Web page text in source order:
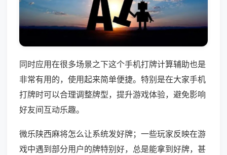
同时应用在很多场景之下这个手机打牌计算辅助也是
非常有用的，使用起来简单便捷。特别是在大家手机
打牌时可以合理调整牌型，提升游戏体验，避免影响
好友间互动乐趣。
微乐陕西麻将怎么让系统发好牌；一些玩家反映在游
戏中遇到部分用户的牌特别好，总是能拿到好牌，甚